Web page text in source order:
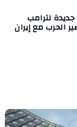
لترامب
الحرب مع إيران